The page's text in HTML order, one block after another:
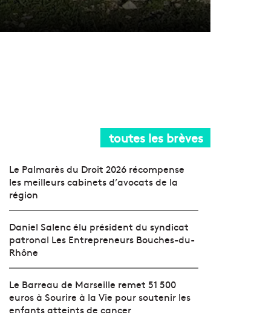
toutes les brèves
Le Palmarès du Droit 2026 récompense
les meilleurs cabinets d’avocats de la
région
Daniel Salenc élu président du syndicat
patronal Les Entrepreneurs Bouches-du-
Rhône
Le Barreau de Marseille remet 51 500
euros à Sourire à la Vie pour soutenir les
enfants atteints de cancer